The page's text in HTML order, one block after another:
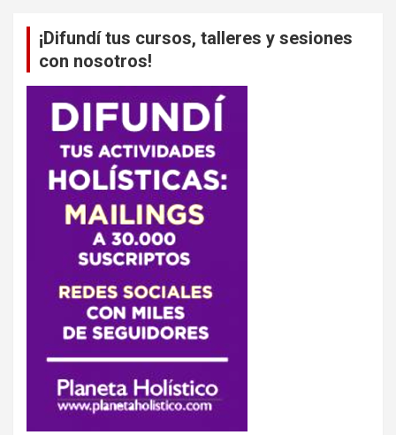
¡Difundí tus cursos, talleres y sesiones
con nosotros!